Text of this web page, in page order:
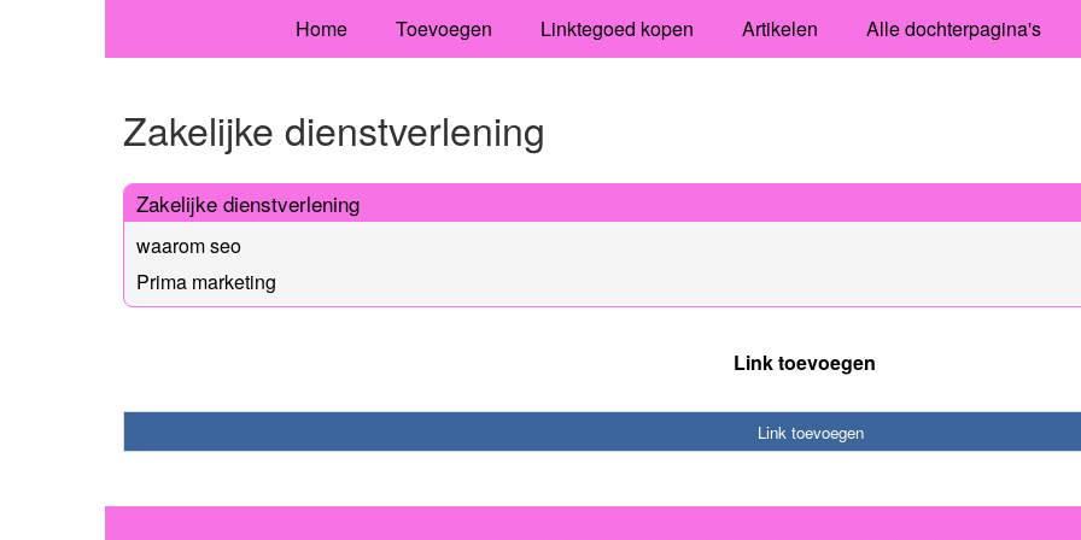
Home Toevoegen Linktegoed kopen Artikelen Alle dochterpagina's
Zakelijke dienstverlening
Zakelijke dienstverlening
waarom seo
Prima marketing
Link toevoegen
Link toevoegen